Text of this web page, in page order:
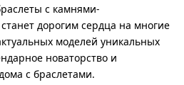
с камнями-
дорогим сердца на многие
моделей уникальных
новаторство и
с браслетами.